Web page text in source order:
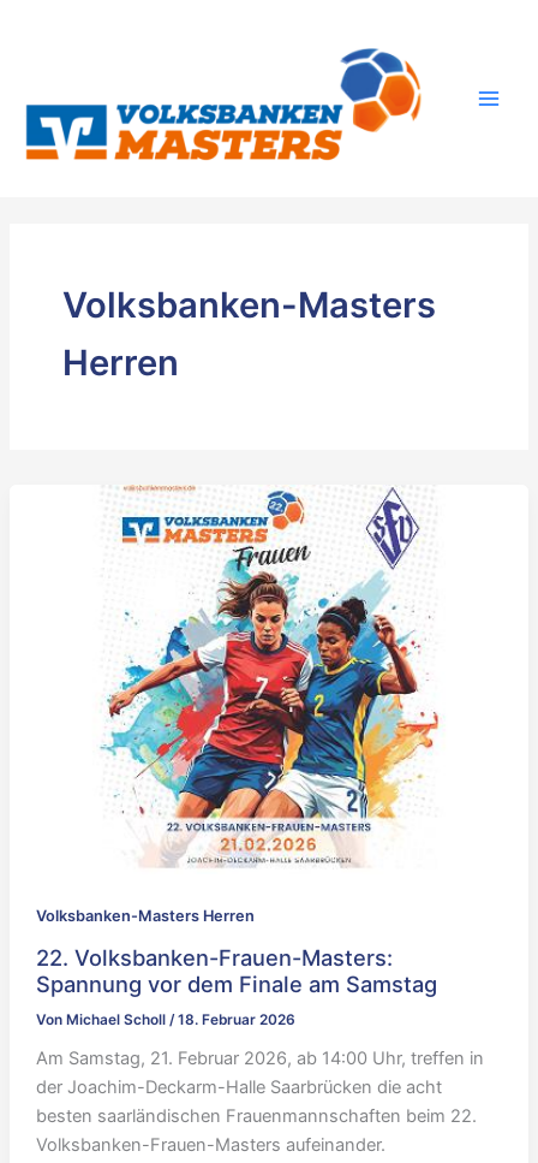
Volksbanken-Masters
Herren
Volksbanken-Masters Herren
22. Volksbanken-Frauen-Masters:
Spannung vor dem Finale am Samstag
Von Michael Scholl /18. Februar 2026
Am Samstag, 21. Februar 2026, ab 14:00 Uhr, treffen in
der Joachim-Deckarm-Halle Saarbrücken die acht
besten saarländischen Frauenmannschaften beim 22.
Volksbanken-Frauen-Masters aufeinander.